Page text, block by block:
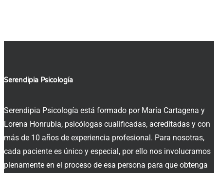
Serendipia Psicología
Serendipia Psicología está formado por María Cartagena y
Lorena Honrubia, psicólogas cualificadas, acreditadas y con
más de 10 años de experiencia profesional. Para nosotras,
cada paciente es único y especial, por ello nos involucramos
plenamente en el proceso de esa persona para que obtenga